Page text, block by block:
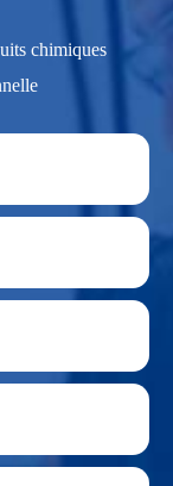
chimiques